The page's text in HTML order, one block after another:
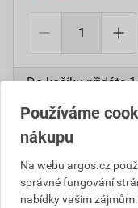
Do košíku přidáte
Číslo položky:
Používáme
nákupu
Na webu argos.cz
správné fungování
nabídky vašim